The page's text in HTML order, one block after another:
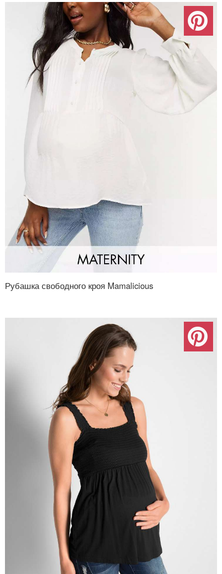
Рубашка свободного кроя Mamalicious